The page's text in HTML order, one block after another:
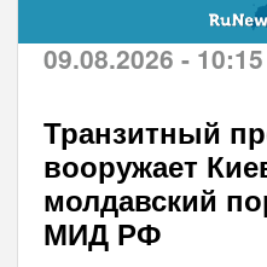
09.08.2026 - 10:15
Транзитный
вооружает
молдавский
МИД РФ